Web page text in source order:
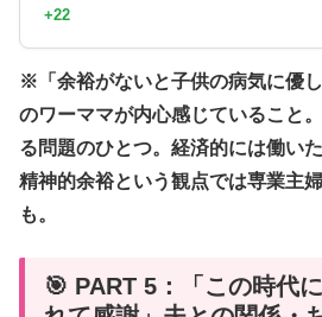
+22
※「余裕がないと子供の病気に優
のワーママが内心感じていること
る問題のひとつ。経済的には働い
精神的余裕という観点では専業主
も。
🎯 PART 5：「この時代